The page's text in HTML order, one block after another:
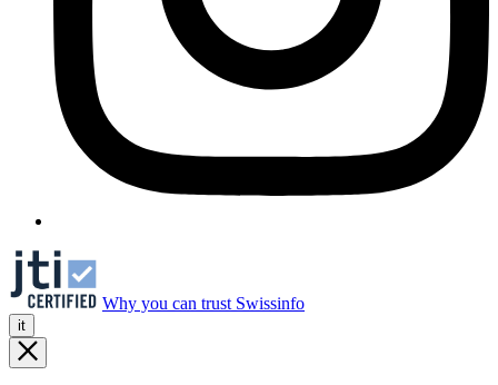
Why you can trust Swissinfo
it